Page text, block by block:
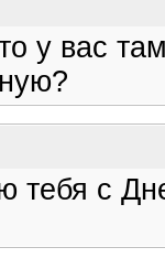
у вас
тебя с